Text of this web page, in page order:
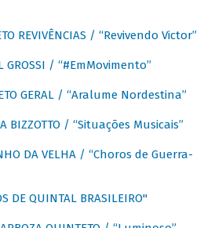
REVIVÊNCIAS / “Revivendo Victor”
GROSSI / “#EmMovimento”
GERAL / “Aralume Nordestina”
BIZZOTTO / “Situações Musicais”
DA VELHA / “Choros de Guerra-
DE QUINTAL BRASILEIRO"